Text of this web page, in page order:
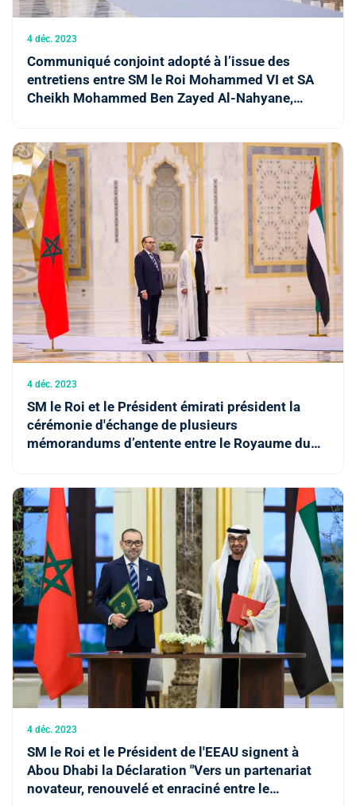
4 déc. 2023
Communiqué conjoint adopté à l’issue des
entretiens entre SM le Roi Mohammed VI et SA
Cheikh Mohammed Ben Zayed Al-Nahyane,
4 déc. 2023
SM le Roi et le Président émirati président la
cérémonie d'échange de plusieurs
mémorandums d’entente entre le Royaume du
4 déc. 2023
SM le Roi et le Président de l'EEAU signent à
Abou Dhabi la Déclaration "Vers un partenariat
novateur, renouvelé et enraciné entre le